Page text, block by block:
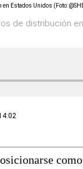
de distribución